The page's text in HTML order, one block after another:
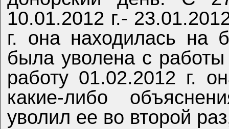
10.01.2012 г.-
г. она находилась на
была уволена с
работу 01.02.2012 г.
какие-либо
уволил ее во второй